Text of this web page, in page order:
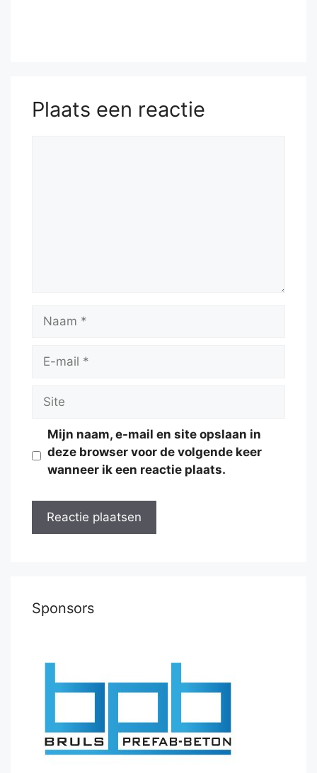
Plaats een reactie
Naam
Site
Mijn naam, e-mail en site opslaan in
deze browser voor de volgende keer
wanneer ik een reactie plaats.
Sponsors